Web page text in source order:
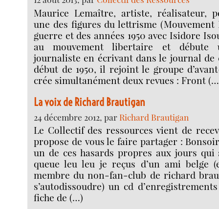
Maurice Lemaître, artiste, réalisateur,
une des figures du lettrisme (Mouvement
guerre et des années 1950 avec Isidore
au mouvement libertaire et débute
journaliste en écrivant dans le journal de
début de 1950, il rejoint le groupe
crée simultanément deux revues : Front
La voix de Richard Brautigan
24 décembre 2012, par Richard Brautigan
Le Collectif des ressources vient de
propose de vous le faire partager :
un de ces hasards propres aux jours qui
queue leu leu je reçus d’un ami belge
membre du non-fan-club de richard
s’autodissoudre) un cd
fiche de (…)